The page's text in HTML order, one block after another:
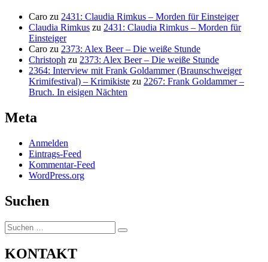
Caro zu 2431: Claudia Rimkus – Morden für Einsteiger
Claudia Rimkus zu 2431: Claudia Rimkus – Morden für
Einsteiger
Caro zu 2373: Alex Beer – Die weiße Stunde
Christoph zu 2373: Alex Beer – Die weiße Stunde
2364: Interview mit Frank Goldammer (Braunschweiger
Krimifestival) – Krimikiste zu 2267: Frank Goldammer –
Bruch. In eisigen Nächten
Meta
Anmelden
Eintrags-Feed
Kommentar-Feed
WordPress.org
Suchen
Suchen
nach:
Suchen
KONTAKT